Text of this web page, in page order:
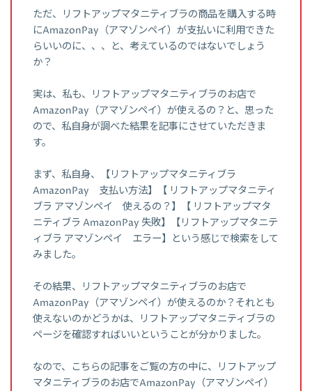
ただ、リフトアップマタニティブラの商品を購入する時
にAmazonPay（アマゾンペイ）が支払いに利用できた
らいいのに、、、と、考えているのではないでしょう
か？
実は、私も、リフトアップマタニティブラのお店で
AmazonPay（アマゾンペイ）が使えるの？と、思った
ので、私自身が調べた結果を記事にさせていただきま
す。
まず、私自身、【リフトアップマタニティブラ
AmazonPay 支払い方法】【 リフトアップマタニティ
ブラ アマゾンペイ 使えるの？】【 リフトアップマタ
ニティブラ AmazonPay 失敗】【リフトアップマタニテ
ィブラ アマゾンペイ エラー】という感じで検索をして
みました。
その結果、リフトアップマタニティブラのお店で
AmazonPay（アマゾンペイ）が使えるのか？それとも
使えないのかどうかは、リフトアップマタニティブラの
ページを確認すればいいということが分かりました。
なので、こちらの記事をご覧の方の中に、リフトアップ
マタニティブラのお店でAmazonPay（アマゾンペイ）